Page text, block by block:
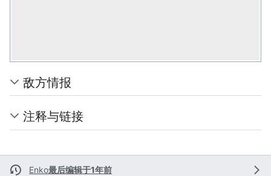
敌方情报
注释与链接
Enko最后编辑于1年前